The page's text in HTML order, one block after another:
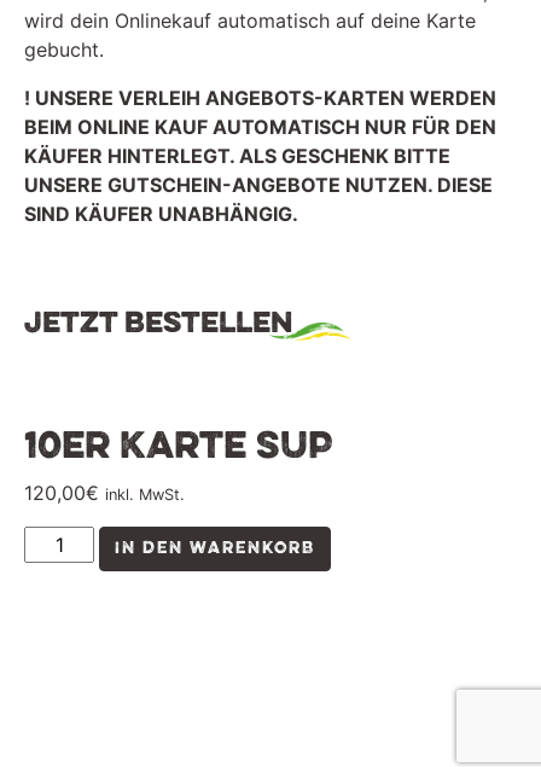
wird dein Onlinekauf automatisch auf deine Karte
gebucht.
! UNSERE VERLEIH ANGEBOTS-KARTEN WERDEN
BEIM ONLINE KAUF AUTOMATISCH NUR FÜR DEN
KÄUFER HINTERLEGT. ALS GESCHENK BITTE
UNSERE GUTSCHEIN-ANGEBOTE NUTZEN. DIESE
SIND KÄUFER UNABHÄNGIG.
Jetzt bestellen
10er Karte SUP
120,00€ inkl. MwSt.
IN DEN WARENKORB